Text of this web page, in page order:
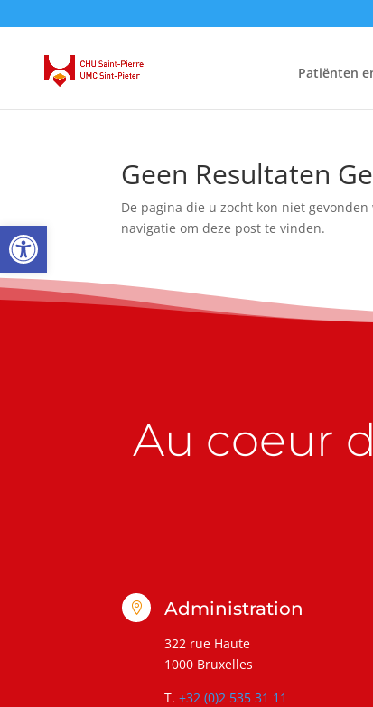
Open toolbar
Patiënten
Geen Resultaten
De pagina die u zocht kon niet
navigatie om deze post te vinden.
Au coeur
 Administration
322 rue Haute
1000 Bruxelles
T. +32 (0)2 535 31 11